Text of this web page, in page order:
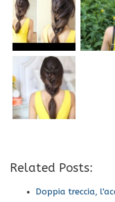
Related Posts:
Doppia treccia,